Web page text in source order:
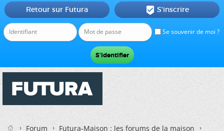
Se souvenir de moi ?
Retour sur Futura  S'inscrire
Forum
Futura-Maison : les forums de la maison